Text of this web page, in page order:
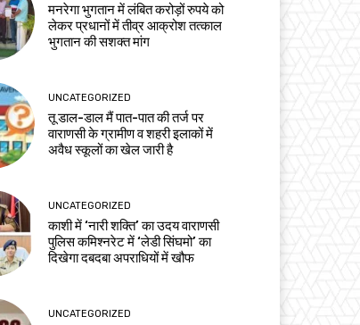
मनरेगा भुगतान में लंबित करोड़ों रुपये को
लेकर प्रधानों में तीव्र आक्रोश तत्काल
भुगतान की सशक्त मांग
UNCATEGORIZED
तू डाल-डाल मैं पात-पात की तर्ज पर
वाराणसी के ग्रामीण व शहरी इलाकों में
अवैध स्कूलों का खेल जारी है
UNCATEGORIZED
काशी में ‘नारी शक्ति’ का उदय वाराणसी
पुलिस कमिश्नरेट में ‘लेडी सिंघमो’ का
दिखेगा दबदबा अपराधियों में खौफ
UNCATEGORIZED